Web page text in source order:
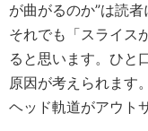
が曲がるのか”は読
それでも「スライス
ると思います。ひと
原因が考えられます
ヘッド軌道がアウト